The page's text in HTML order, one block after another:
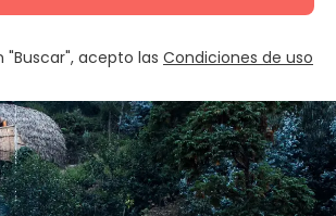
"Buscar", acepto las Condiciones de uso